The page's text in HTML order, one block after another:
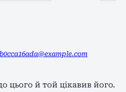
цього й той цікавив його.